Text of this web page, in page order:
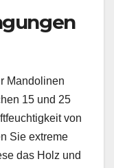
Mandolinen
15 und 25
von
Sie extreme
das Holz und